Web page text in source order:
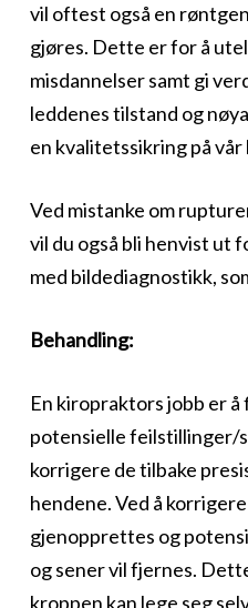
vil oftest også en
gjøres. Dette er for å
misdannelser samt gi
leddenes tilstand og
en kvalitetssikring på
Ved mistanke om
vil du også bli henvist ut
med bildediagnostikk,
Behandling:
En kiropraktors jobb er
potensielle feilstillinger/
korrigere de tilbake
hendene. Ved å
gjenopprettes og
og sener vil fjernes.
kroppen kan lege seg